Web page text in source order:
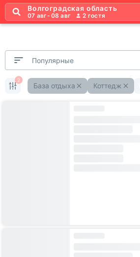
Волгоградская область
07 авг- 08 авг 2 гостя
Популярные
База отдыха Коттедж
2